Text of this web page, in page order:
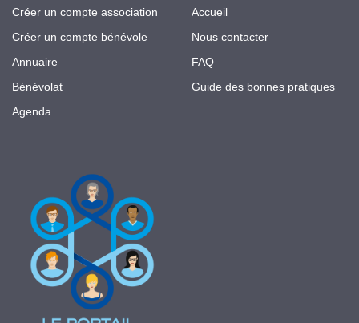
Créer un compte association
Créer un compte bénévole
Annuaire
Bénévolat
Agenda
Accueil
Nous contacter
FAQ
Guide des bonnes pratiques